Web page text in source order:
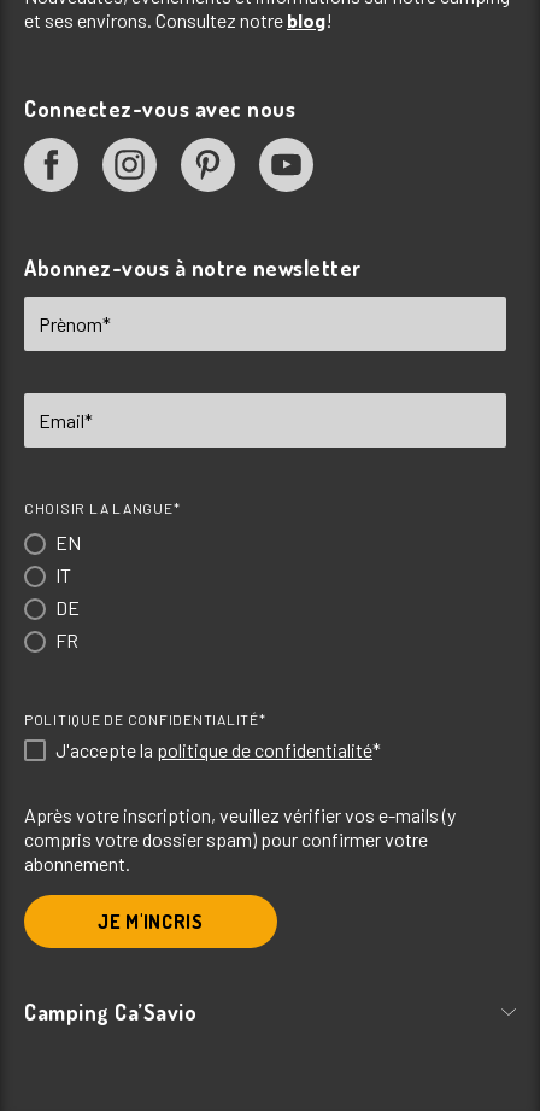
et ses environs. Consultez notre blog!
Connectez-vous avec nous
Abonnez-vous à notre newsletter
CHOISIR LA LANGUE*
EN
IT
DE
FR
POLITIQUE DE CONFIDENTIALITÉ*
J'accepte la politique de confidentialité*
Après votre inscription, veuillez vérifier vos e-mails (y
compris votre dossier spam) pour confirmer votre
abonnement.
JE M'INCRIS
Camping Ca’Savio